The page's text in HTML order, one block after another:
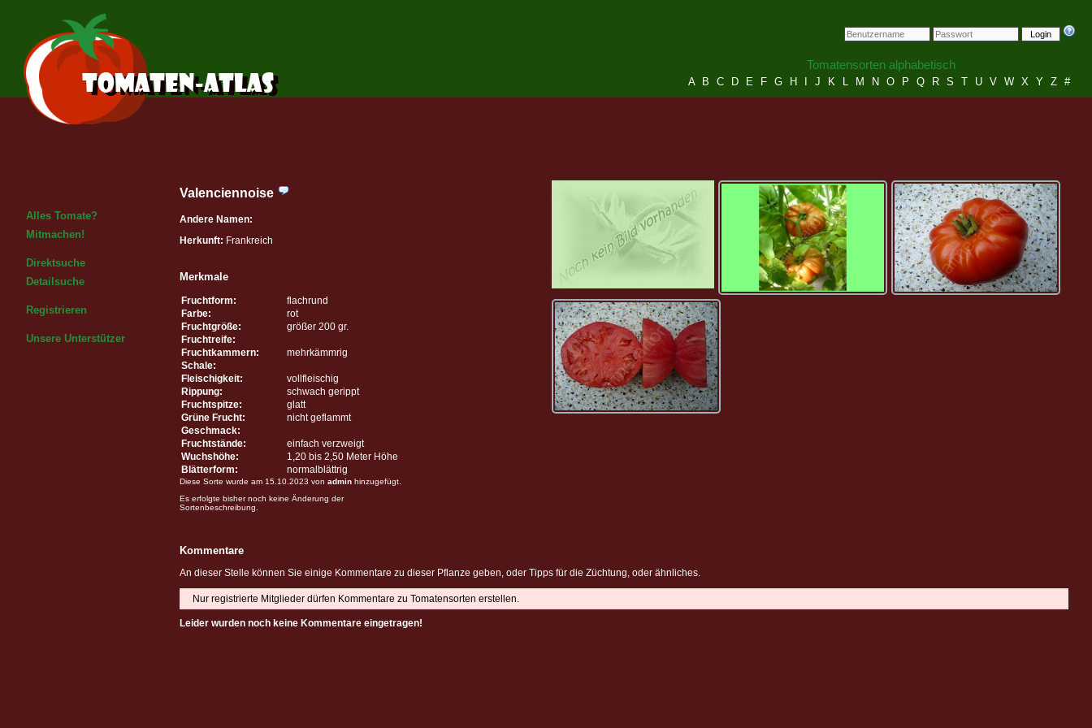
Login
Tomatensorten alphabetisch
A B C D E F G H J K L M N O P Q R S T U V W X Y Z #
Alles Tomate?
Mitmachen!
Direktsuche
Detailsuche
Registrieren
Unsere Unterstützer
Valenciennoise
Andere Namen:
Herkunft: Frankreich
Merkmale
Fruchtform:
flachrund
Farbe:
rot
Fruchtgröße:
größer 200 gr.
Fruchtreife:
Fruchtkammern:
mehrkämmrig
Schale:
Fleischigkeit:
vollfleischig
Rippung:
schwach gerippt
Fruchtspitze:
glatt
Grüne Frucht:
nicht geflammt
Geschmack:
Fruchtstände:
einfach verzweigt
Wuchshöhe:
1,20 bis 2,50 Meter Höhe
Blätterform:
normalblättrig
Diese Sorte wurde am 15.10.2023 von admin hinzugefügt.
Es erfolgte bisher noch keine Änderung der
Sortenbeschreibung.
Kommentare
An dieser Stelle können Sie einige Kommentare zu dieser Pflanze geben, oder Tipps für die Züchtung, oder ähnliches.
Nur registrierte Mitglieder dürfen Kommentare zu Tomatensorten erstellen.
Leider wurden noch keine Kommentare eingetragen!